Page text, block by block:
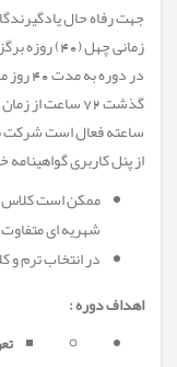
جهت رفاه حال
زمانی چهل
در
ساعته فعال است شرکت
از پنل کاربری گواهینامه
ممکن است کلاس
شهریه ای
در انتخاب ترم
اهداف دوره :